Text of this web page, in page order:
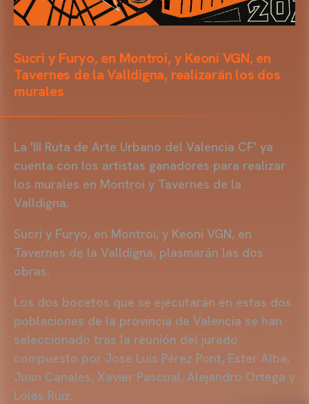
Sucri y Furyo, en Montroi, y Keoni VGN, en
Tavernes de la Valldigna, realizarán los dos
murales
La 'III Ruta de Arte Urbano del Valencia CF' ya
cuenta con los artistas ganadores para realizar
los murales en Montroi y Tavernes de la
Valldigna.
Sucri y Furyo, en Montroi, y Keoni VGN, en
Tavernes de la Valldigna, plasmarán las dos
obras.
Los dos bocetos que se ejecutarán en estas dos
poblaciones de la provincia de Valencia se han
seleccionado tras la reunión del jurado
compuesto por Jose Luis Pérez Pont, Ester Alba,
Juan Canales, Xavier Pascual, Alejandro Ortega y
Loles Ruiz.